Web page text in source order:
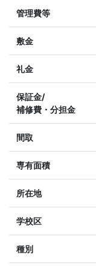
管理費等
敷金
礼金
保証金/
補修費・分担金
間取
専有面積
所在地
学校区
種別